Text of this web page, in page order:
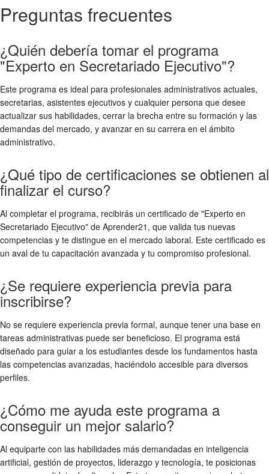
Preguntas frecuentes
¿Quién debería tomar el programa
"Experto en Secretariado Ejecutivo"?
Este programa es ideal para profesionales administrativos actuales,
secretarias, asistentes ejecutivos y cualquier persona que desee
actualizar sus habilidades, cerrar la brecha entre su formación y las
demandas del mercado, y avanzar en su carrera en el ámbito
administrativo.
¿Qué tipo de certificaciones se obtienen al
finalizar el curso?
Al completar el programa, recibirás un certificado de "Experto en
Secretariado Ejecutivo" de Aprender21, que valida tus nuevas
competencias y te distingue en el mercado laboral. Este certificado es
un aval de tu capacitación avanzada y tu compromiso profesional.
¿Se requiere experiencia previa para
inscribirse?
No se requiere experiencia previa formal, aunque tener una base en
tareas administrativas puede ser beneficioso. El programa está
diseñado para guiar a los estudiantes desde los fundamentos hasta
las competencias avanzadas, haciéndolo accesible para diversos
perfiles.
¿Cómo me ayuda este programa a
conseguir un mejor salario?
Al equiparte con las habilidades más demandadas en inteligencia
artificial, gestión de proyectos, liderazgo y tecnología, te posicionas